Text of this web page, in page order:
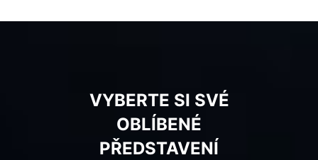
VYBERTE SI SVÉ
OBLÍBENÉ
PŘEDSTAVENÍ